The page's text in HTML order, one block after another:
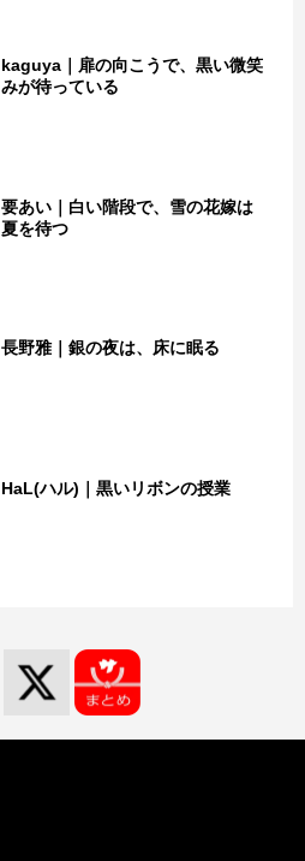
kaguya｜扉の向こうで、黒い微笑
みが待っている
要あい｜白い階段で、雪の花嫁は
夏を待つ
長野雅｜銀の夜は、床に眠る
HaL(ハル)｜黒いリボンの授業